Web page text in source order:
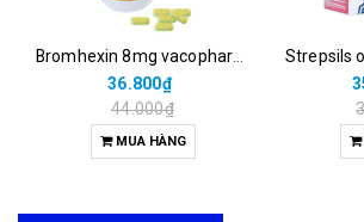
36.800₫
44.000₫
MUA HÀNG